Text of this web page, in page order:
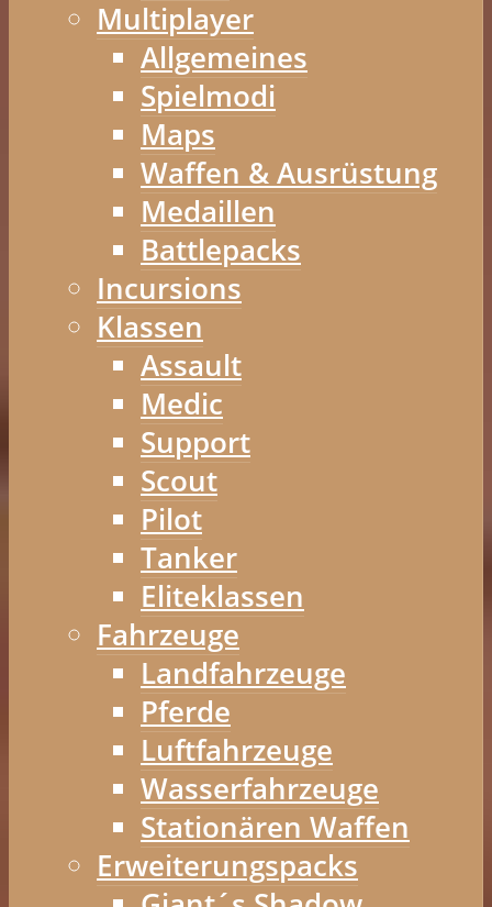
Multiplayer
Allgemeines
Spielmodi
Maps
Waffen & Ausrüstung
Medaillen
Battlepacks
Incursions
Klassen
Assault
Medic
Support
Scout
Pilot
Tanker
Eliteklassen
Fahrzeuge
Landfahrzeuge
Pferde
Luftfahrzeuge
Wasserfahrzeuge
Stationären Waffen
Erweiterungspacks